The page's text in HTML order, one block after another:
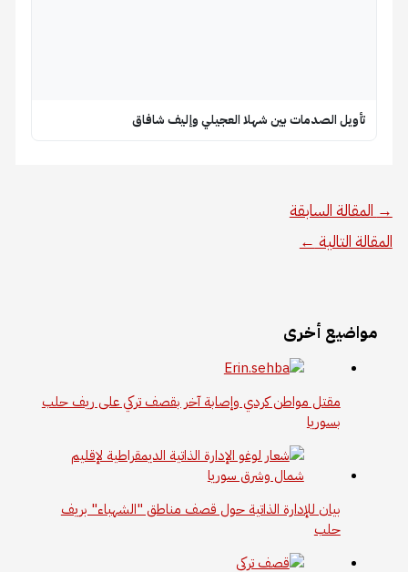
تأويل الصدمات بين شهلا العجيلي وإليف شافاق
→ المقالة السابقة
المقالة التالية ←
مواضيع أخرى
مقتل مواطن كردي وإصابة آخر بقصف تركي على ريف حلب
بسوريا
بيان للإدارة الذاتية حول قصف مناطق "الشهباء" بريف
حلب